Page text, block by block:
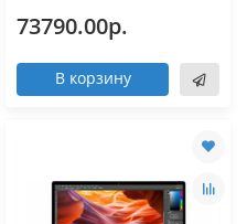
73790.00р.
В корзину